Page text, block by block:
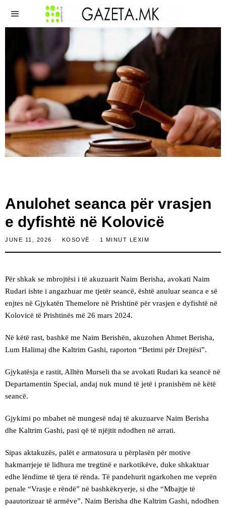
Anulohet seanca për vrasjen
e dyfishtë në Kolovicë
JUNE 11, 2026 KOSOVË 1 MINUT LEXIM
Për shkak se mbrojtësi i të akuzuarit Naim Berisha, avokati Naim
Rudari ishte i angazhuar me tjetër seancë, është anuluar seanca e së
enjtes në Gjykatën Themelore në Prishtinë për vrasjen e dyfishtë në
Kolovicë të Prishtinës më 26 mars 2024.
Në këtë rast, bashkë me Naim Berishën, akuzohen Ahmet Berisha,
Lum Halimaj dhe Kaltrim Gashi, raporton “Betimi për Drejtësi”.
Gjykatësja e rastit, Alltën Murseli tha se avokati Rudari ka seancë në
Departamentin Special, andaj nuk mund të jetë i pranishëm në këtë
seancë.
Gjykimi po mbahet në mungesë ndaj të akuzuarve Naim Berisha
dhe Kaltrim Gashi, pasi që të njëjtit ndodhen në arrati.
Sipas aktakuzës, palët e armatosura u përplasën për motive
hakmarrjeje të lidhura me tregtinë e narkotikëve, duke shkaktuar
edhe lëndime të tjera të rënda. Të pandehurit ngarkohen me veprën
penale “Vrasje e rëndë” në bashkëkryerje, si dhe “Mbajtje të
paautorizuar të armëve”. Naim Berisha dhe Kaltrim Gashi, ndodhen